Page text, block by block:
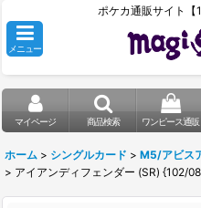
ポケカ通販サイト【
メニュー
マイページ 商品検索 ワンピース通販
ホーム > シングルカード > M5/アビス
> アイアンディフェンダー (SR) {102/